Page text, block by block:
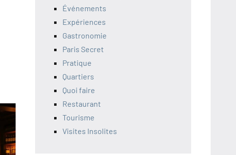
Événements
Expériences
Gastronomie
Paris Secret
Pratique
Quartiers
Quoi faire
Restaurant
Tourisme
Visites Insolites